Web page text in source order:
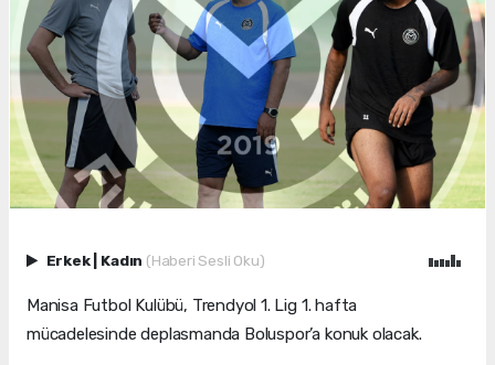
Erkek Kadın (Haberi Sesli Oku)
Manisa Futbol Kulübü, Trendyol 1. Lig 1. hafta
mücadelesinde deplasmanda Boluspor’a konuk olacak.